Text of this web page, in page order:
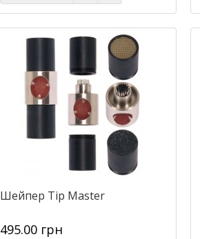
Шейпер Tip Master
495.00 грн